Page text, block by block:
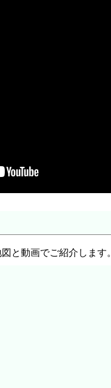
と動画でご紹介します